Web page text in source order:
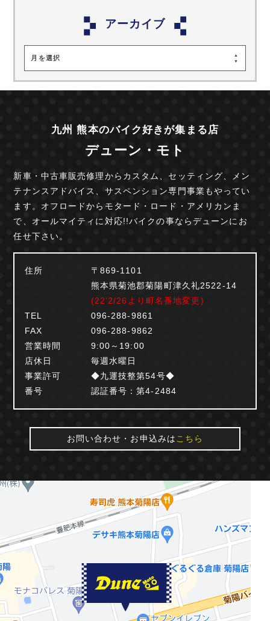
アーカイブ
月を選択
九州 熊本のバイク好きが集まる店
デューン・モト
新車・中古車販売修理からカスタム、セッティング、
メン
テナンスアドバイス、サスペンション専門事業もやってい
ます。オフロードからモタード・ロード・ アメリカンま
で、オールマイティに対応!!バイクの事ならデューンにお
任せ下さい。
住所
〒869-1101
熊本県菊池郡菊陽町津久礼2522-14
(22'2/26より町名番地変更)
TEL
096-288-9861
FAX
096-288-9862
営業時間
9:00～19:00
店休日
毎週水曜日
事業許可
番号
◆九運技整第54号◆
認証番号：第4-2484
お問い合わせ・お申込みはこちら